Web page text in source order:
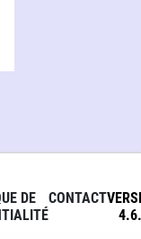
DE
CONTACT